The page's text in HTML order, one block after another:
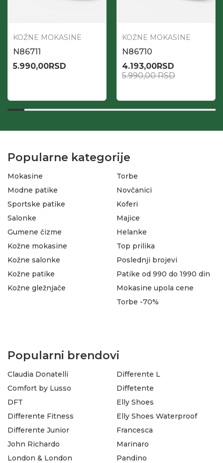
KOŽNE MOKASINE
N86711
5.990,00RSD
KOŽNE MOKASINE
N86710
4.193,00RSD
5.990,00RSD
Popularne kategorije
Mokasine
Modne patike
Sportske patike
Salonke
Gumene čizme
Torbe
Novčanici
Koferi
Majice
Helanke
Kožne mokasine
Kožne salonke
Kožne patike
Kožne gležnjače
Top prilika
Poslednji brojevi
Patike od 990 do 1990 din
Mokasine upola cene
Torbe -70%
Popularni brendovi
Claudia Donatelli
Comfort by Lusso
DFT
Differente Fitness
Differente Junior
Differente L
Diffetente
Elly Shoes
Elly Shoes Waterproof
Francesca
John Richardo
London & London
Marinaro
Pandino